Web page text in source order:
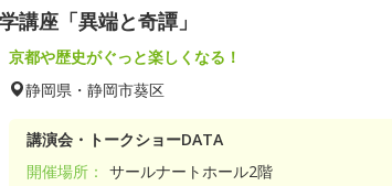
座「異端と奇譚」
京都や歴史がぐっと楽しくなる！
静岡県・静岡市葵区
講演会・トークショーDATA
開催場所： サールナートホール2階